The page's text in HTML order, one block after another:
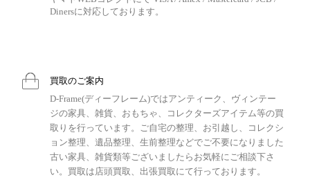
Dinersに対応しております。
買取のご案内
D-Frame(ディーフレーム)ではアンティーク、ヴィンテー
ジの家具、雑貨、おもちゃ、コレクターズアイテム等の買
取りを行っています。ご自宅の整理、お引越し、コレクシ
ョン整理、遺品整理、生前整理などでご不要になりました
古い家具、雑貨類等ございましたらお気軽にご相談下さ
い。買取は店頭買取、出張買取にて行っております。